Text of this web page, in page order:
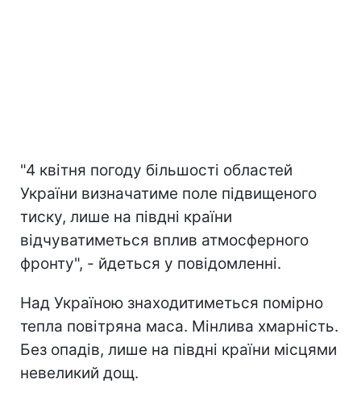
"4 квітня погоду більшості областей
України визначатиме поле підвищеного
тиску, лише на півдні країни
відчуватиметься вплив атмосферного
фронту", - йдеться у повідомленні.
Над Україною знаходитиметься помірно
тепла повітряна маса. Мінлива хмарність.
Без опадів, лише на півдні країни місцями
невеликий дощ.